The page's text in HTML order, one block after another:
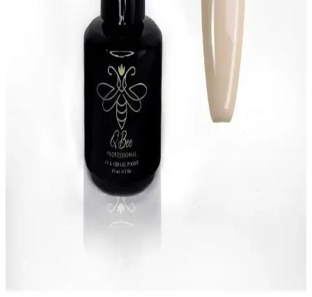
pembe renkleri, farklı tarzlara uygun seçenekler sunar. Doğru
uygulama ile şıklık ve dayanıklılık bir arada olur.
Flormar Yoğun Pigmentli ve Parlak Oje Seçenekleri
Hakkında Kapsamlı Bilgi
Flormar'ın yüksek pigment yoğunluğu ve parlaklığıyla öne çıkan
ojeleri, dayanıklılığı ve hızlı kuruma özelliğiyle kullanıcıların
beğenisini kazanıyor. Geniş ürün yelpazesiyle her tarzı tamamlar.
Uzun Süre Kalıcı ve Parlak Oje Rehberi: Uygulama
ve Bakım İpuçları
Kalıcı ojelerin dayanıklılığı ve parlaklığı için doğru ürün seçimi ve
uygulama teknikleri önemlidir. Bakım ipuçlarıyla tırnaklarınızı
koruyarak uzun süre şık kalabilirsiniz.